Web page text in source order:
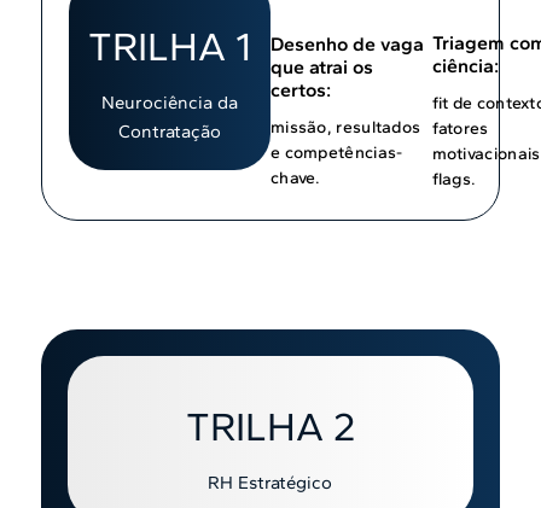
TRILHA 1
Neurociência da
Contratação
Desenho de vaga
que atrai os
certos:
missão, resultados
e competências-
chave.
Triagem
ciência:
fit de
fatores
flags.
TRILHA 2
RH Estratégico